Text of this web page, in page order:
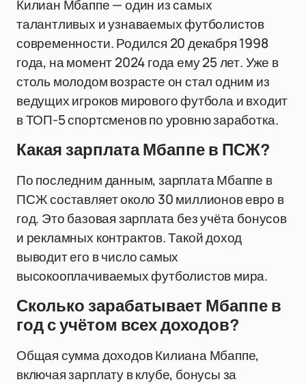
Килиан Мбаппе — один из самых
талантливых и узнаваемых футболистов
современности. Родился 20 декабря 1998
года, на момент 2024 года ему 25 лет. Уже в
столь молодом возрасте он стал одним из
ведущих игроков мирового футбола и входит
в ТОП-5 спортсменов по уровню заработка.
Какая зарплата Мбаппе в ПСЖ?
По последним данным, зарплата Мбаппе в
ПСЖ составляет около 30 миллионов евро в
год. Это базовая зарплата без учёта бонусов
и рекламных контрактов. Такой доход
выводит его в число самых
высокооплачиваемых футболистов мира.
Сколько зарабатывает Мбаппе в
год с учётом всех доходов?
Общая сумма доходов Килиана Мбаппе,
включая зарплату в клубе, бонусы за